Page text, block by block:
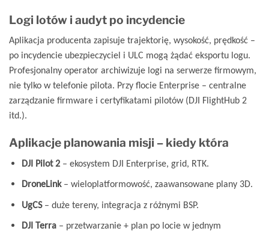
Logi lotów i audyt po incydencie
Aplikacja producenta zapisuje trajektorię, wysokość, prędkość –
po incydencie ubezpieczyciel i ULC mogą żądać eksportu logu.
Profesjonalny operator archiwizuje logi na serwerze firmowym,
nie tylko w telefonie pilota. Przy flocie Enterprise – centralne
zarządzanie firmware i certyfikatami pilotów (DJI FlightHub 2
itd.).
Aplikacje planowania misji – kiedy która
DJI Pilot 2– ekosystem DJI Enterprise, grid, RTK.
DroneLink– wieloplatformowość, zaawansowane plany 3D.
UgCS– duże tereny, integracja z różnymi BSP.
DJI Terra– przetwarzanie + plan po locie w jednym